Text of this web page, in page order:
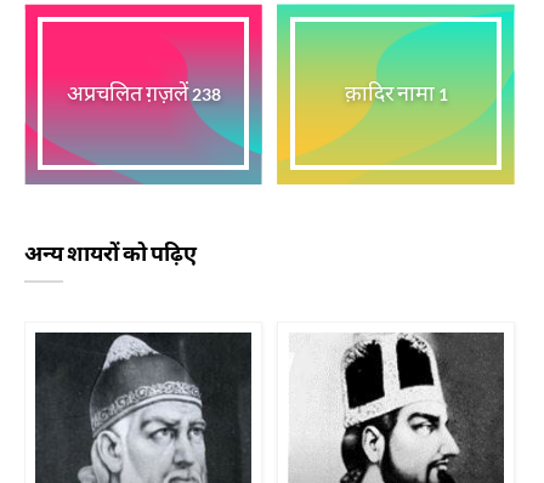
अप्रचलित ग़ज़लें238 क़ादिर नामा 1
अन्य शायरों को पढ़िए